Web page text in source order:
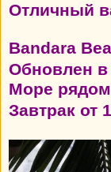
Отличный
Bandara
Обновлен в
Море
Завтрак от